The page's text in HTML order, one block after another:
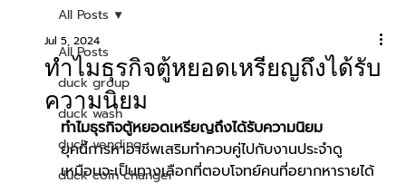
All Posts
duck group
duck wash
duck vending
duck coin changer
All Posts
ทำไมธุรกิจตู้หยอดเหรียญถึงได้รับ
ความนิยม
Jul 5, 2024
ทำไมธุรกิจตู้หยอดเหรียญถึงได้รับความนิยม
ยุคนี้การหาอาชีพเสริมทำควบคู่ไปกับงานประจำดู
เหมือนจะเป็นทางเลือกที่ตอบโจทย์คนที่อยากหารายได้